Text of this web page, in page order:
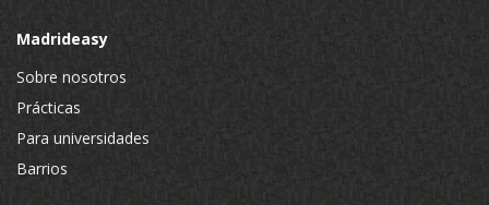
Madrideasy
Sobre nosotros
Prácticas
Para universidades
Barrios